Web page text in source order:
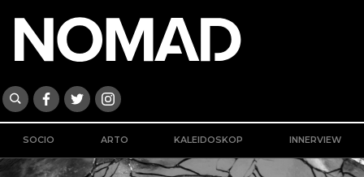
SOCIO ARTO KALEIDOSKOP INNERVIEW